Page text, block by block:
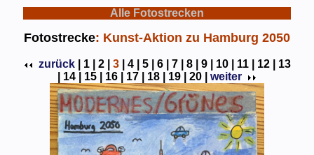
Alle Fotostrecken
Fotostrecke: Kunst-Aktion zu Hamburg 2050
zurück 1 | 2 | 3| 4 | 5 | 6 | 7 | 8 | 9 | 10 | 11 | 12 |
13
14 | 15 | 16 | 17 | 18 | 19 | 20 | weiter